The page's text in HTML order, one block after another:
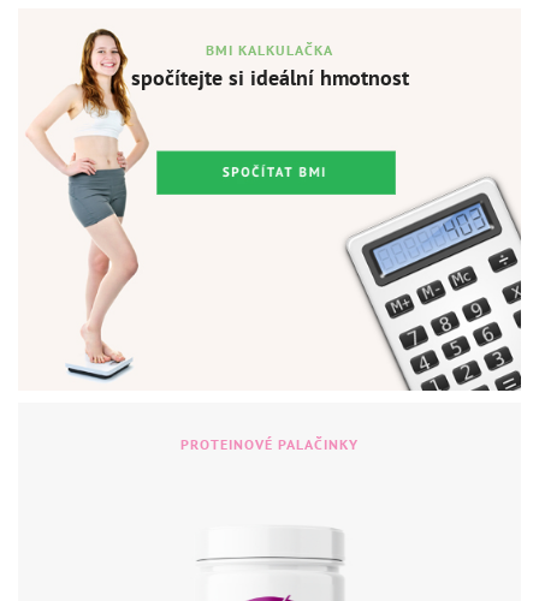
BMI KALKULAČKA
spočítejte si ideální hmotnost
PROTEINOVÉ PALAČINKY